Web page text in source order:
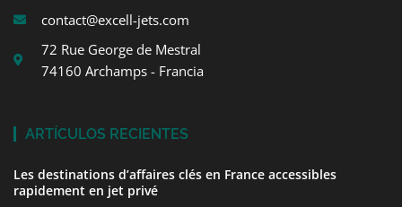
contact@excell-jets.com
72 Rue George de Mestral
74160 Archamps - Francia
ARTÍCULOS RECIENTES
Les destinations d’affaires clés en France accessibles
rapidement en jet privé